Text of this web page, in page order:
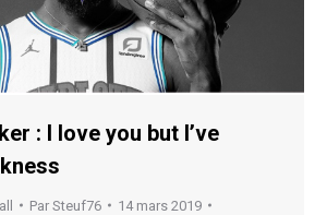
: I love you but I’ve
Par Steuf76
14 mars 2019